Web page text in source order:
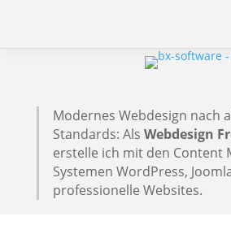
Modernes Webdesign nach
Standards: Als Webdesign
erstelle ich mit den Content
Systemen WordPress,
professionelle Websites.